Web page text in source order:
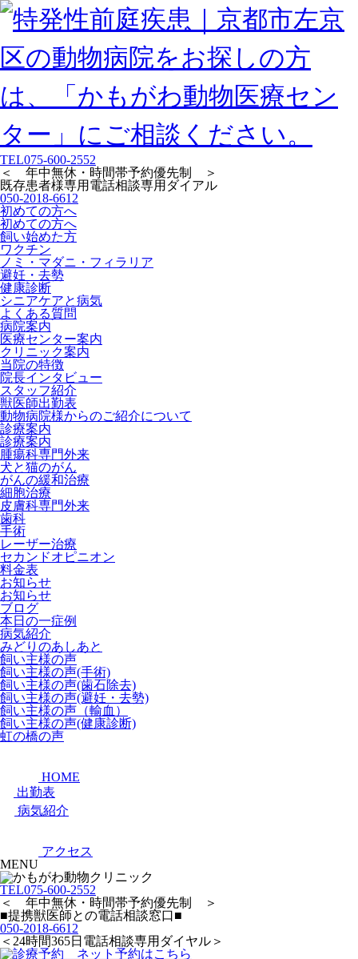
TEL075-600-2552
＜ 年中無休・時間帯予約優先制 ＞
既存患者様専用 電話相談専用ダイアル
050-2018-6612
初めての方へ
初めての方へ
飼い始めた方
ワクチン
ノミ・マダニ・フィラリア
避妊・去勢
健康診断
シニアケアと病気
よくある質問
病院案内
医療センター案内
クリニック案内
当院の特徴
院長インタビュー
スタッフ紹介
獣医師出勤表
動物病院様からのご紹介について
診療案内
診療案内
腫瘍科専門外来
犬と猫のがん
がんの緩和治療
細胞治療
皮膚科専門外来
歯科
手術
レーザー治療
セカンドオピニオン
料金表
お知らせ
お知らせ
ブログ
本日の一症例
病気紹介
みどりのあしあと
飼い主様の声
飼い主様の声(手術)
飼い主様の声(歯石除去)
飼い主様の声(避妊・去勢)
飼い主様の声（輸血）
飼い主様の声(健康診断)
虹の橋の声
HOME
出勤表
病気紹介
アクセス
MENU
TEL075-600-2552
＜ 年中無休・時間帯予約優先制 ＞
■提携獣医師との電話相談窓口■
050-2018-6612
＜24時間365日電話相談専用ダイヤル＞